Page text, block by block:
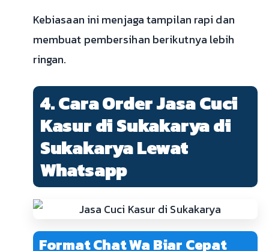
Kebiasaan ini menjaga tampilan rapi dan
membuat pembersihan berikutnya lebih
ringan.
4. Cara Order Jasa Cuci
Kasur di Sukakarya di
Sukakarya Lewat
Whatsapp
Format Chat Wa Biar Cepat